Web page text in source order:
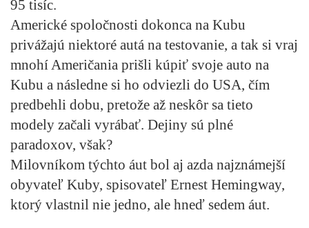
95 tisíc.
Americké spoločnosti dokonca na Kubu
privážajú niektoré autá na testovanie, a tak si vraj
mnohí Američania prišli kúpiť svoje auto na
Kubu a následne si ho odviezli do USA, čím
predbehli dobu, pretože až neskôr sa tieto
modely začali vyrábať. Dejiny sú plné
paradoxov, však?
Milovníkom týchto áut bol aj azda najznámejší
obyvateľ Kuby, spisovateľ Ernest Hemingway,
ktorý vlastnil nie jedno, ale hneď sedem áut.